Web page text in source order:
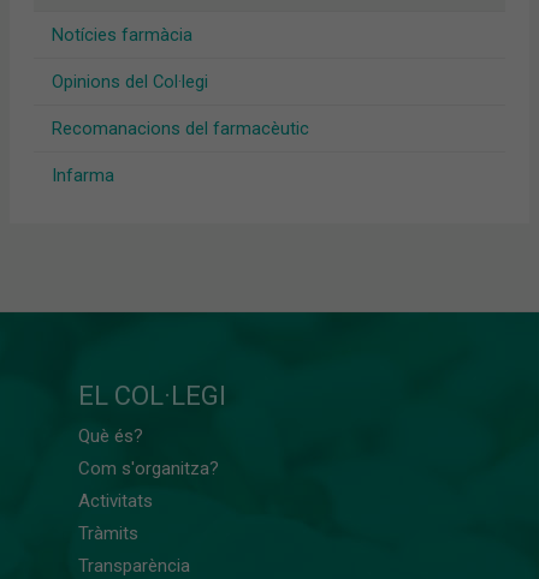
Notícies farmàcia
Opinions del Col·legi
Recomanacions del farmacèutic
Infarma
EL COL·LEGI
Què és?
Com s'organitza?
Activitats
Tràmits
Transparència